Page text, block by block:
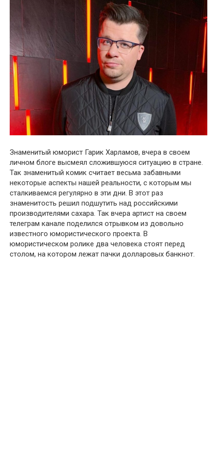
Знаменитый юморист Гарик Харламов, вчера в своем
личном блоге высмеял сложившуюся ситуацию в стране.
Так знаменитый комик считает весьма забавными
некоторые аспекты нашей реальности, с которым мы
сталкиваемся регулярно в эти дни. В этот раз
знаменитость решил подшутить над российскими
производителями сахара. Так вчера артист на своем
телеграм канале поделился отрывком из довольно
известного юмористического проекта. В
юмористическом ролике два человека стоят перед
столом, на котором лежат пачки долларовых банкнот.